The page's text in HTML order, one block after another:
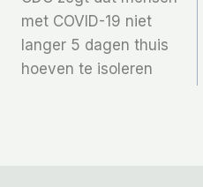
Navigatie
met COVID-19 niet
langer 5 dagen thuis
hoeven te isoleren